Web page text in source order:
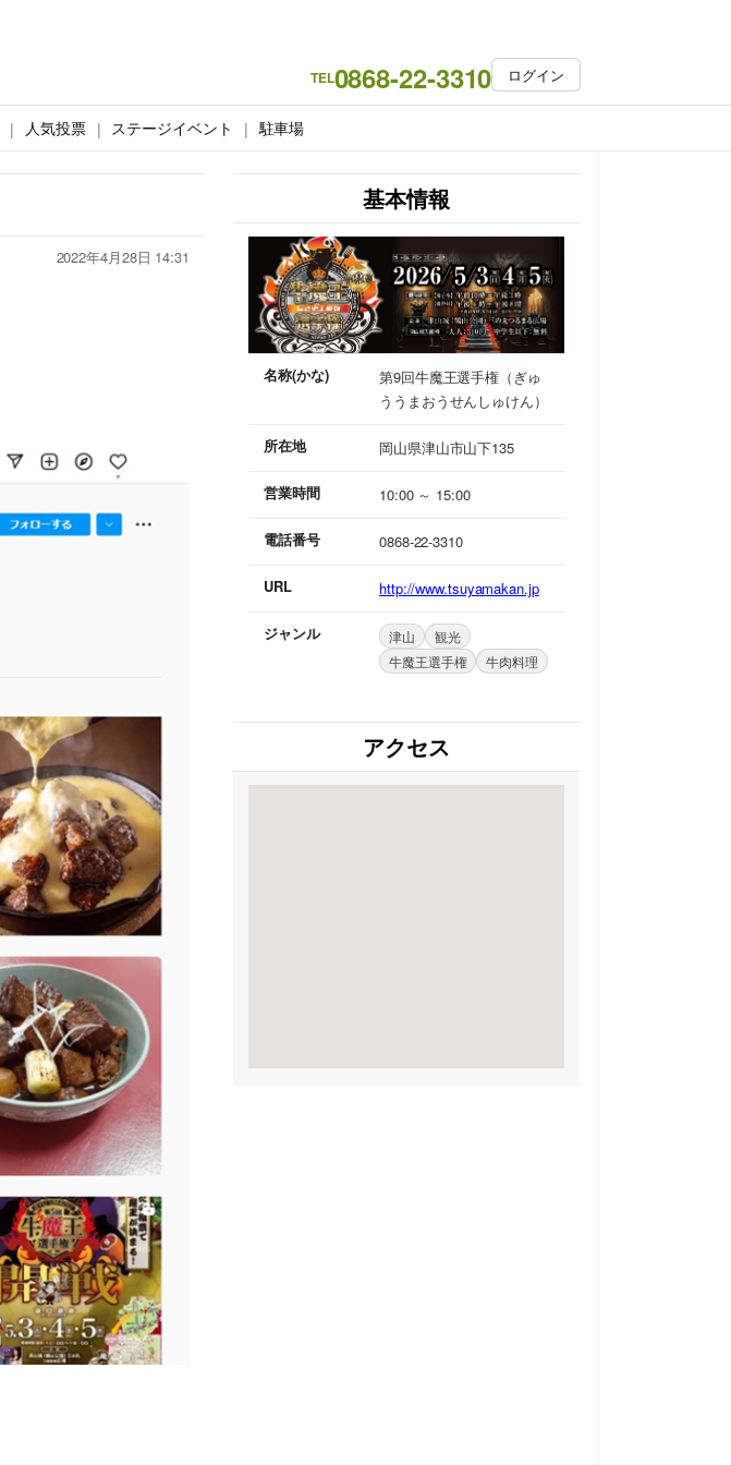
TEL0868-22-3310 ログイン
人気投票 ステージイベント 駐車場
2022年4月28日 14:31
基本情報
名称(かな)
第9回牛魔王選手権（ぎゅ
ううまおうせんしゅけん）
所在地 岡山県津山市山下135
営業時間 10:00 ～ 15:00
電話番号 0868-22-3310
URL http://www.tsuyamakan.jp
ジャンル 津山
観光
牛魔王選手権
牛肉料理
アクセス